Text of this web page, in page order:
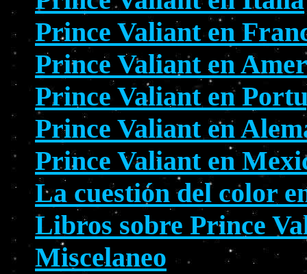
Prince Valiant en
Prince Valiant en
Prince Valiant en
Prince Valiant en
Prince Valiant en
La cuestión del color
Libros sobre Prince
Miscelaneo